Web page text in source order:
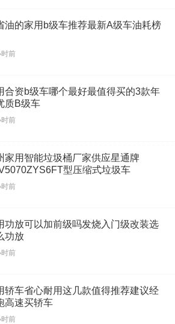
油的家用b级车推荐最新A级车油耗榜
前
合资b级车哪个最好最值得买的3款年
质B级车
前
家用智能垃圾桶厂家供应星通牌
型压缩式垃圾车
前
功放可以加前级吗发烧入门级改装选
功放
前
轿车省心耐用这几款值得推荐建议经
高速买轿车
前